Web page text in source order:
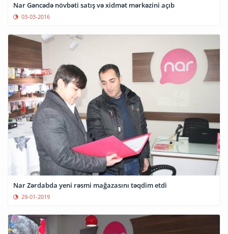
Nar Gəncədə növbəti satış və xidmət mərkəzini açıb
03-03-2016
Nar Zərdabda yeni rəsmi mağazasını təqdim etdi
29-01-2019